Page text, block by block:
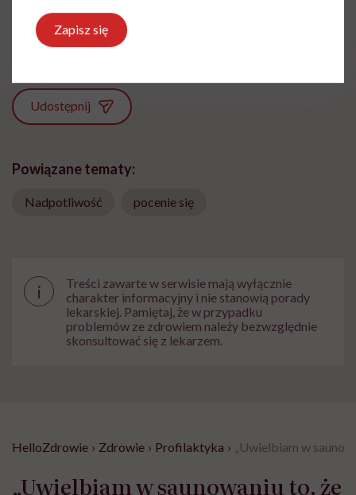
i ekspertka ds. żywienia
Zobacz profil
Udostępnij
Powiązane tematy:
Nadpotliwość pocenie się
i
Treści zawarte w serwisie mają wyłącznie
charakter informacyjny i nie stanowią porady
lekarskiej. Pamiętaj, że w przypadku
problemów ze zdrowiem należy bezwzględnie
skonsultować się z lekarzem.
HelloZdrowie › Zdrowie › Profilaktyka › „Uwielbiam w
„Uwielbiam w saunowaniu to, że
Zapisz się